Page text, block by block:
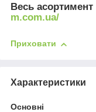
Весь асортимент
m.com.ua/
Приховати
Характеристики
Основні